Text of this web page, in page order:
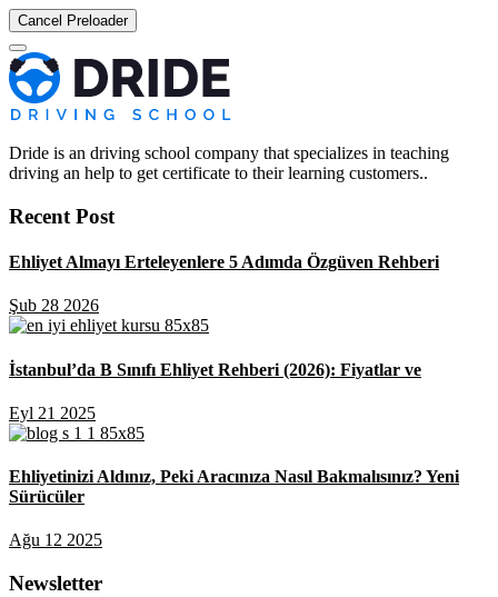
Cancel Preloader
Dride is an driving school company that specializes in teaching
driving an help to get certificate to their learning customers..
Recent Post
Ehliyet Almayı Erteleyenlere 5 Adımda Özgüven Rehberi
Şub 28 2026
İstanbul’da B Sınıfı Ehliyet Rehberi (2026): Fiyatlar ve
Eyl 21 2025
Ehliyetinizi Aldınız, Peki Aracınıza Nasıl Bakmalısınız? Yeni
Sürücüler
Ağu 12 2025
Newsletter